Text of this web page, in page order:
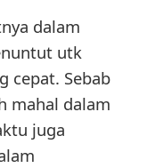
dalam
utk
cepat. Sebab
mahal dalam
juga